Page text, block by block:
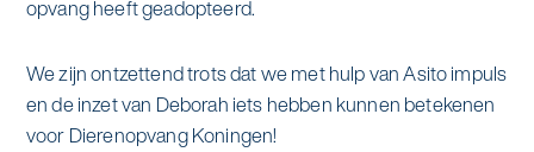
opvang heeft geadopteerd.
We zijn ontzettend trots dat we met hulp van Asito impuls
en de inzet van Deborah iets hebben kunnen betekenen
voor Dierenopvang Koningen!